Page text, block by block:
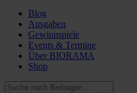
Blog
Ausgaben
Gewinnspiele
Events & Termine
Über BIORAMA
Shop